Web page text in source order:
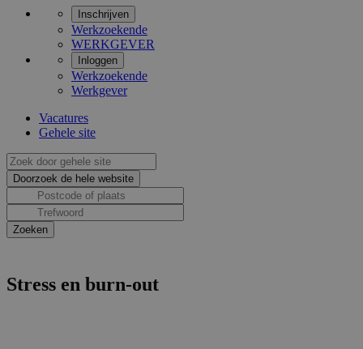
Inschrijven
Werkzoekende
WERKGEVER
Inloggen
Werkzoekende
Werkgever
Vacatures
Gehele site
Stress en burn-out